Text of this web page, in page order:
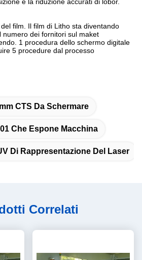
film. Il film di Litho sta diventando
numero dei fornitori sul maket
1 procedura dello schermo digitale
5 procedure dal processo
CTS Da Schermare
Che Espone Macchina
Di Rappresentazione Del Laser
Correlati